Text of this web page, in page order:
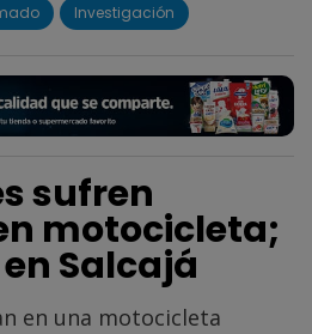
Investigación
sufren
motocicleta;
Salcajá
en una motocicleta